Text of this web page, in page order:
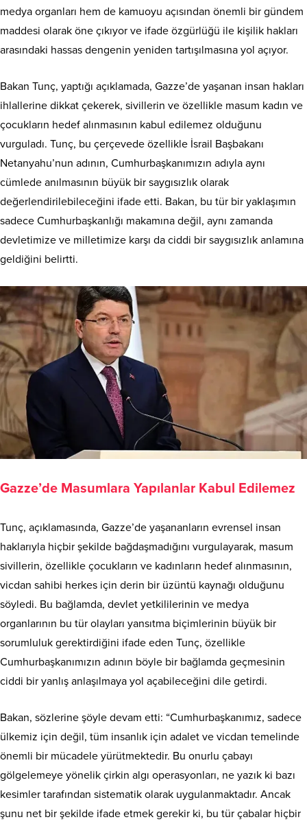
medya organları hem de kamuoyu açısından önemli bir gündem
maddesi olarak öne çıkıyor ve ifade özgürlüğü ile kişilik hakları
arasındaki hassas dengenin yeniden tartışılmasına yol açıyor.
Bakan Tunç, yaptığı açıklamada, Gazze’de yaşanan insan hakları
ihlallerine dikkat çekerek, sivillerin ve özellikle masum kadın ve
çocukların hedef alınmasının kabul edilemez olduğunu
vurguladı. Tunç, bu çerçevede özellikle İsrail Başbakanı
Netanyahu’nun adının, Cumhurbaşkanımızın adıyla aynı
cümlede anılmasının büyük bir saygısızlık olarak
değerlendirilebileceğini ifade etti. Bakan, bu tür bir yaklaşımın
sadece Cumhurbaşkanlığı makamına değil, aynı zamanda
devletimize ve milletimize karşı da ciddi bir saygısızlık anlamına
geldiğini belirtti.
Gazze’de Masumlara Yapılanlar Kabul Edilemez
Tunç, açıklamasında, Gazze’de yaşananların evrensel insan
haklarıyla hiçbir şekilde bağdaşmadığını vurgulayarak, masum
sivillerin, özellikle çocukların ve kadınların hedef alınmasının,
vicdan sahibi herkes için derin bir üzüntü kaynağı olduğunu
söyledi. Bu bağlamda, devlet yetkililerinin ve medya
organlarının bu tür olayları yansıtma biçimlerinin büyük bir
sorumluluk gerektirdiğini ifade eden Tunç, özellikle
Cumhurbaşkanımızın adının böyle bir bağlamda geçmesinin
ciddi bir yanlış anlaşılmaya yol açabileceğini dile getirdi.
Bakan, sözlerine şöyle devam etti: “Cumhurbaşkanımız, sadece
ülkemiz için değil, tüm insanlık için adalet ve vicdan temelinde
önemli bir mücadele yürütmektedir. Bu onurlu çabayı
gölgelemeye yönelik çirkin algı operasyonları, ne yazık ki bazı
kesimler tarafından sistematik olarak uygulanmaktadır. Ancak
şunu net bir şekilde ifade etmek gerekir ki, bu tür çabalar hiçbir